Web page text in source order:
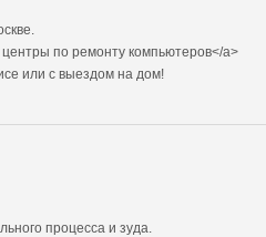
по ремонту компьютеров</a>
или с выездом на дом!
процесса и зуда.